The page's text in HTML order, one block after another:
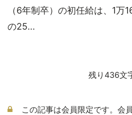
（6年制卒）の初任給は、1万
の25...
残り436文
この記事は会員限定です。会